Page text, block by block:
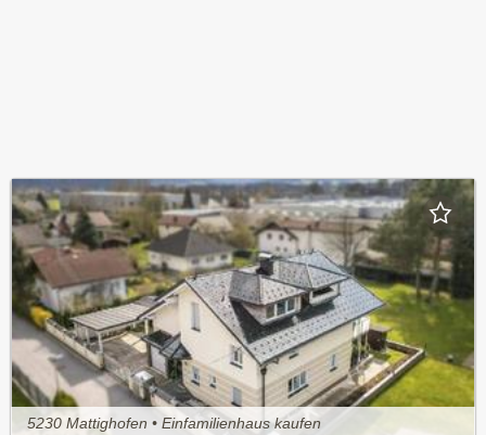
5230 Mattighofen • Einfamilienhaus kaufen